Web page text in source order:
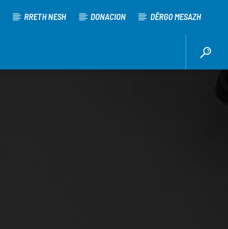
RRETH NESH DONACION DËRGO MESAZH